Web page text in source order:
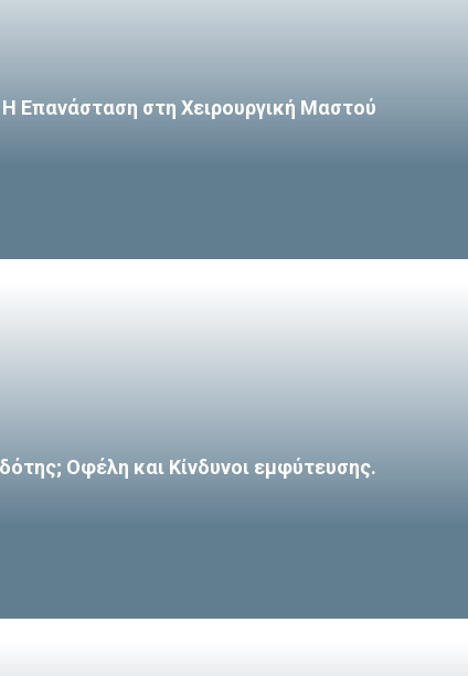
Επανάσταση στη Χειρουργική Μαστού
Οφέλη και Κίνδυνοι εμφύτευσης.